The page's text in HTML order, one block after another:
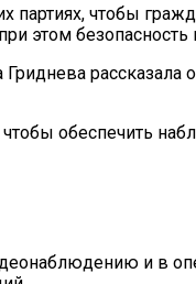
партиях, чтобы
этом безопасность
рассказала
чтобы обеспечить
и в